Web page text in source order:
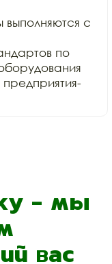
с
по
- мы
вас